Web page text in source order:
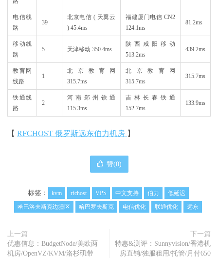
电信线
路
39
北京电信 ( 天翼云
) 45.4ms
福建厦门电信 CN2
124.1ms
81.2ms
移动线
路
5 天津移动 350.4ms
陕西咸阳移动
513.2ms
439.2ms
教育网
线路
1
北京教育网
315.7ms
北京教育网
315.7ms
315.7ms
铁通线
路
2
河南郑州铁通
115.3ms
吉林长春铁通
152.7ms
133.9ms
【 RFCHOST 俄罗斯远东伯力机房 】
赞(0)
标签： kvm rfchost VPS 中文支持 伯力
低延迟
哈巴洛夫斯克边疆区
哈巴罗夫斯克 电信优化 联通优化 远东
上一篇
优惠信息：BudgetNode/美欧两
机房/OpenVZ/KVM/洛杉矶带
下一篇
特惠&测评：Sunnyvision/香港机
房直销/独服租用/托管/月付650